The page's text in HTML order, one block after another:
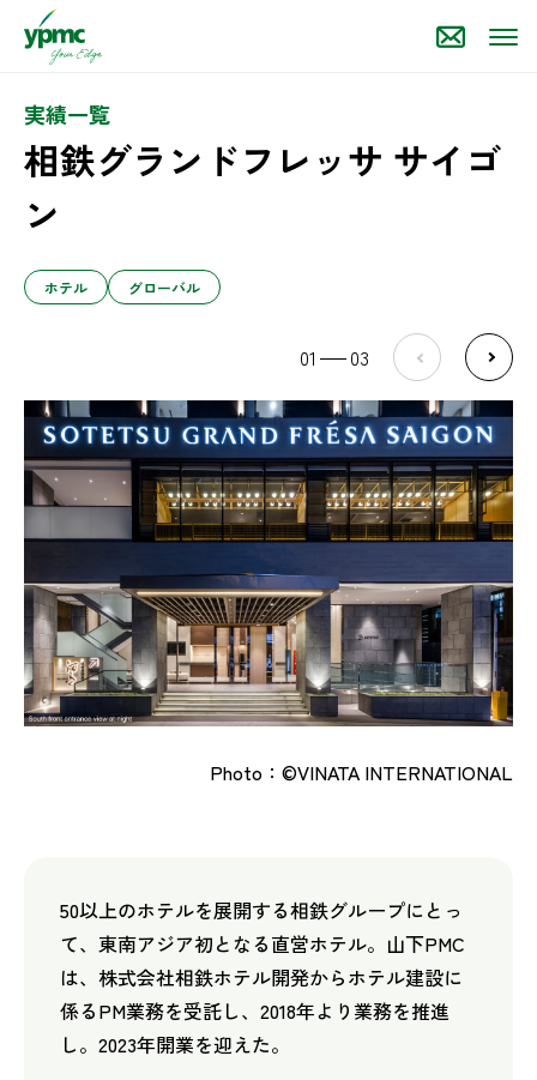
実績一覧
相鉄グランドフレッサ サイゴ
ン
ホテル グローバル
Photo：©VINATA INTERNATIONAL
50以上のホテルを展開する相鉄グループにとっ
て、東南アジア初となる直営ホテル。山下PMC
は、株式会社相鉄ホテル開発からホテル建設に
係るPM業務を受託し、2018年より業務を推進
し。2023年開業を迎えた。
01 03